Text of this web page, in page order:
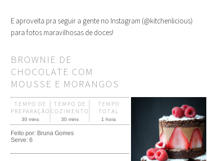
E aproveita pra seguir a gente no Instagram (@kitchenlicious)
para fotos maravilhosas de doces!
BROWNIE DE
CHOCOLATE COM
MOUSSE E MORANGOS
TEMPO DE
PREPARAÇÃO
30 mins
TEMPO DE
COZIMENTO
30 mins
TEMPO
TOTAL
1 hora
Feito por: Bruna Gomes
Serve:6